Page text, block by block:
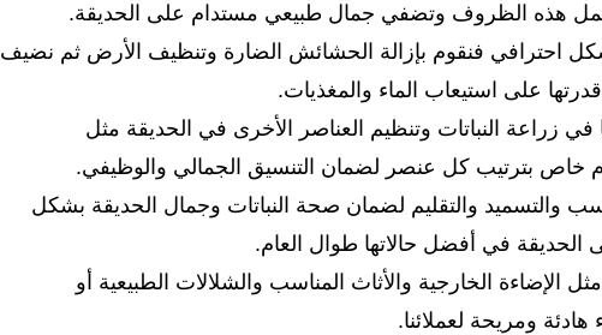
تتحمل هذه الظروف وتضفي جمال طبيعي مستدام على الحديقة.
احترافي فنقوم بإزالة الحشائش الضارة وتنظيف الأرض ثم نضيف
على استيعاب الماء والمغذيات.
في زراعة النباتات وتنظيم العناصر الأخرى في الحديقة مثل
خاص بترتيب كل عنصر لضمان التنسيق الجمالي والوظيفي.
والتسميد والتقليم لضمان صحة النباتات وجمال الحديقة بشكل
في أفضل حالاتها طوال العام.
الإضاءة الخارجية والأثاث المناسب والشلالات الطبيعية أو
هادئة ومريحة لعملائنا.